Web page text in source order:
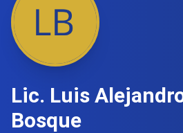
Lic. Luis
Bosque